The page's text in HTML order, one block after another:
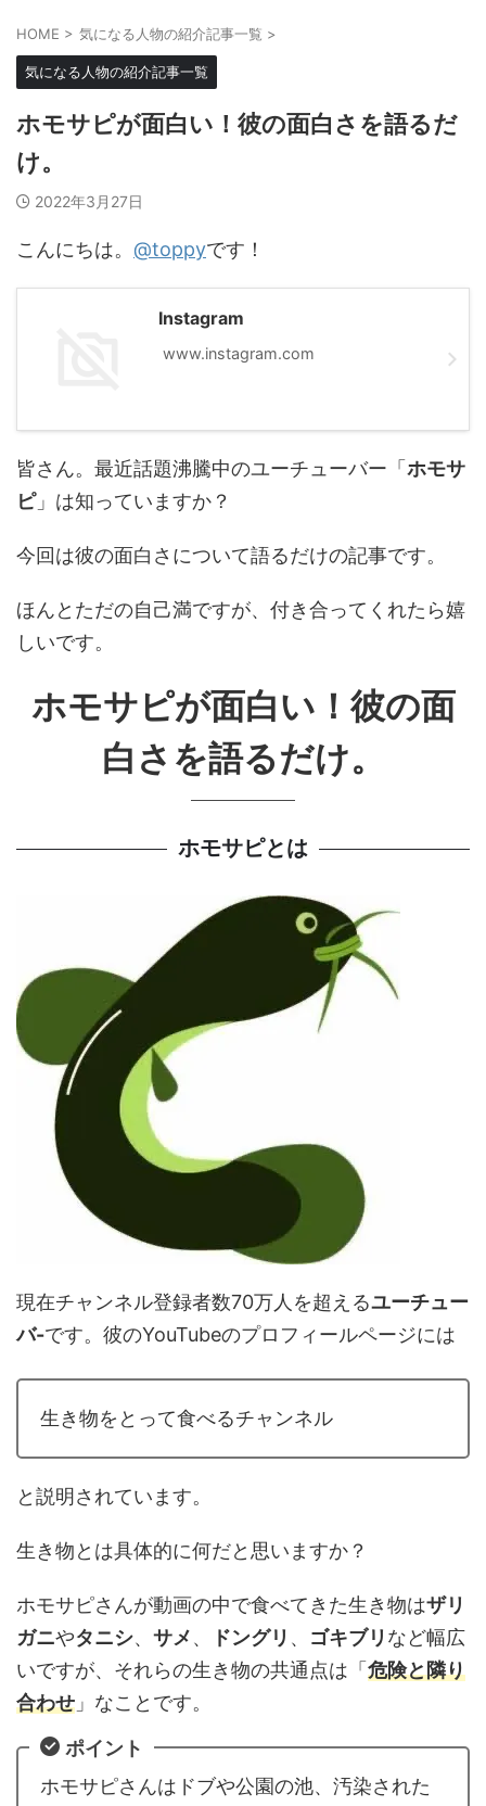
HOME > 気になる人物の紹介記事一覧 >
気になる人物の紹介記事一覧
ホモサピが面白い！彼の面白さを語るだ
け。
2022年3月27日
こんにちは。 @toppyです！
Instagram
www.instagram.com
皆さん。最近話題沸騰中のユーチューバー「 ホモサ
ピ」は知っていますか？
今回は彼の面白さについて語るだけの記事です。
ほんとただの自己満ですが、付き合ってくれたら嬉
しいです。
ホモサピが面白い！彼の面
白さを語るだけ。
ホモサピとは
現在チャンネル登録者数70万人を超えるユーチュー
バ-です。彼のYouTubeのプロフィールページには
生き物をとって食べるチャンネル
と説明されています。
生き物とは具体的に何だと思いますか？
ホモサピさんが動画の中で食べてきた生き物はザリ
ガニやタニシ、 サメ、 ドングリ 、 ゴキブリ など幅広
いですが、それらの生き物の共通点は「 危険と隣り
合わせ 」なことです。
ポイント
ホモサピさんはドブや公園の池、汚染された